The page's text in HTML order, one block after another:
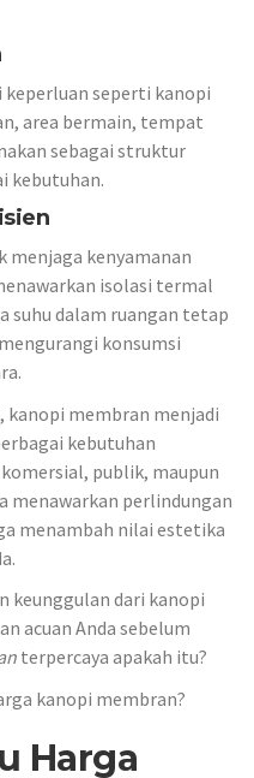
seperti kanopi
area bermain, tempat
sebagai struktur
kebutuhan.
menjaga kenyamanan
isolasi termal
suhu dalam ruangan tetap
konsumsi
kanopi membran menjadi
kebutuhan
publik, maupun
menawarkan perlindungan
menambah nilai estetika
keunggulan dari kanopi
acuan Anda sebelum
terpercaya apakah itu?
kanopi membran?
Harga